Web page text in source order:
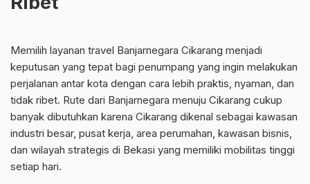
Memilih layanan travel Banjarnegara Cikarang menjadi
keputusan yang tepat bagi penumpang yang ingin melakukan
perjalanan antar kota dengan cara lebih praktis, nyaman, dan
tidak ribet. Rute dari Banjarnegara menuju Cikarang cukup
banyak dibutuhkan karena Cikarang dikenal sebagai kawasan
industri besar, pusat kerja, area perumahan, kawasan bisnis,
dan wilayah strategis di Bekasi yang memiliki mobilitas tinggi
setiap hari.